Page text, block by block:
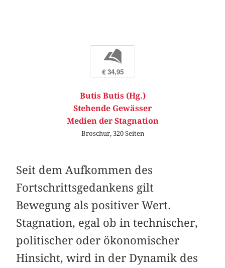
b
€ 34,95
Butis Butis (Hg.)
Stehende Gewässer
Medien der Stagnation
Broschur, 320 Seiten
Seit dem Aufkommen des
Fortschrittsgedankens gilt
Bewegung als positiver Wert.
Stagnation, egal ob in technischer,
politischer oder ökonomischer
Hinsicht, wird in der Dynamik des